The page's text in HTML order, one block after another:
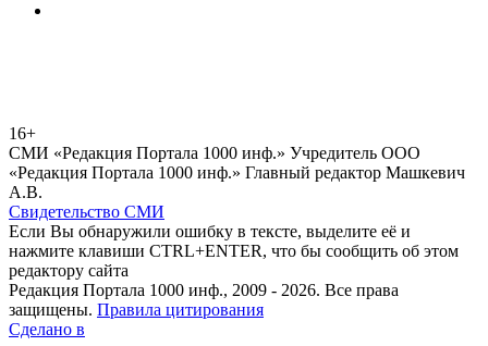
16+
СМИ «Редакция Портала 1000 инф.» Учредитель ООО
«Редакция Портала 1000 инф.» Главный редактор Машкевич
А.В.
Свидетельство СМИ
Если Вы обнаружили ошибку в тексте, выделите её и
нажмите клавиши CTRL+ENTER, что бы сообщить об этом
редактору сайта
Редакция Портала 1000 инф., 2009 - 2026. Все права
защищены. Правила цитирования
Сделано в